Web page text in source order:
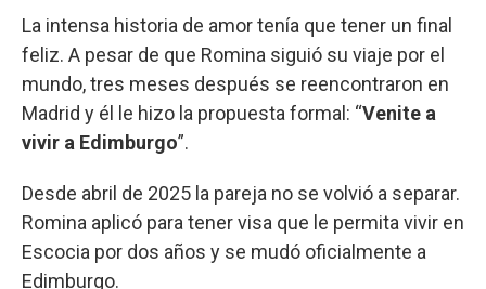
La intensa historia de amor tenía que tener un final
feliz. A pesar de que Romina siguió su viaje por el
mundo, tres meses después se reencontraron en
Madrid y él le hizo la propuesta formal: “Venite a
vivir a Edimburgo”.
Desde abril de 2025 la pareja no se volvió a separar.
Romina aplicó para tener visa que le permita vivir en
Escocia por dos años y se mudó oficialmente a
Edimburgo.